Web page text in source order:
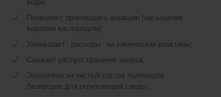
воды;
Позволяет производить аэрацию (насыщение
водоема кислородом)
Уменьшает расходы на химические реактивы;
Снижает распространение запаха;
Экологически чистый состав полимеров
безвреден для окружающей среды;